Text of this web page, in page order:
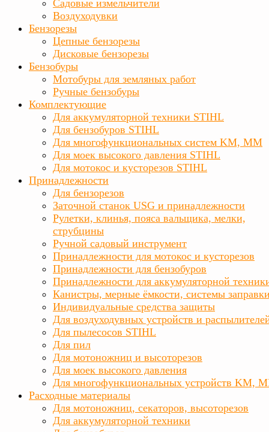
Садовые измельчители
Воздуходувки
Бензорезы
Цепные бензорезы
Дисковые бензорезы
Бензобуры
Мотобуры для земляных работ
Ручные бензобуры
Комплектующие
Для аккумуляторной техники STIHL
Для бензобуров STIHL
Для многофункциональных систем KM, MM
Для моек высокого давления STIHL
Для мотокос и кусторезов STIHL
Принадлежности
Для бензорезов
Заточной станок USG и принадлежности
Рулетки, клинья, пояса вальщика, мелки,
струбцины
Ручной садовый инструмент
Принадлежности для мотокос и кусторезов
Принадлежности для бензобуров
Принадлежности для аккумуляторной
Канистры, мерные ёмкости, системы
Индивидуальные средства защиты
Для воздуходувных устройств и
Для пылесосов STIHL
Для пил
Для мотоножниц и высоторезов
Для моек высокого давления
Для многофункциональных устройств KM,
Расходные материалы
Для мотоножниц, секаторов, высоторезов
Для аккумуляторной техники